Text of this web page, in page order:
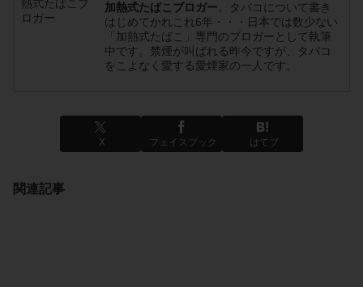
加熱式たばこブロガー 。タバコについて書き
はじめてかれこれ6年・・・日本では数少ない
「加熱式たばこ」専門のブロガーとして執筆
中です。禁煙が叫ばれる昨今ですが、タバコ
をこよなく愛する愛煙家の一人です。
X フェイスブック はてブ
関連記事